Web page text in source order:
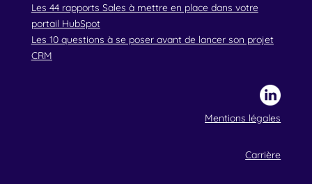
Les 44 rapports Sales à mettre en place dans votre
portail HubSpot
Les 10 questions à se poser avant de lancer son projet
CRM
Mentions légales
Carrière